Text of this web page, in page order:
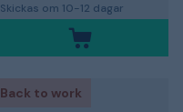
Skickas om 10-12 dagar
Back to work